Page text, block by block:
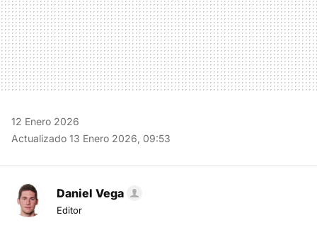
12 Enero 2026
Actualizado 13 Enero 2026, 09:53
Daniel Vega
Editor